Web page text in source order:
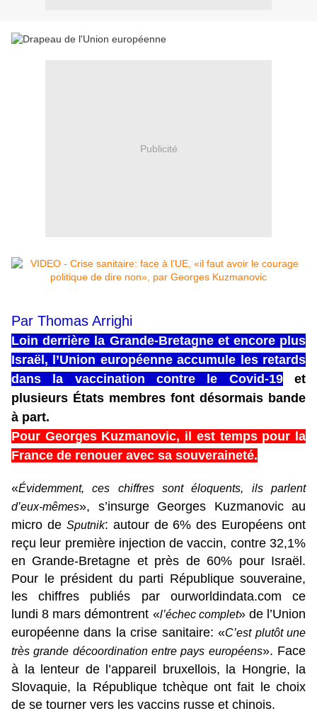
Publicité
Par Thomas Arrighi
Loin derrière la Grande-Bretagne et encore plus
Israël, l’Union européenne accumule les retards
dans la vaccination contre le Covid-19et
plusieurs États membres font désormais bande
à part.
Pour Georges Kuzmanovic, il est temps pour la
France de renouer avec sa souveraineté.
«Évidemment, ces chiffres sont éloquents, ils parlent
d’eux-mêmes», s’insurge Georges Kuzmanovic au
micro de Sputnik: autour de 6% des Européens ont
reçu leur première injection de vaccin, contre 32,1%
en Grande-Bretagne et près de 60% pour Israël.
Pour le président du parti République souveraine,
les chiffres publiés par ourworldindata.com ce
lundi 8 mars démontrent «l’échec complet» de l’Union
européenne dans la crise sanitaire: «C’est plutôt une
très grande décoordination entre pays européens». Face
à la lenteur de l’appareil bruxellois, la Hongrie, la
Slovaquie, la République tchèque ont fait le choix
de se tourner vers les vaccins russe et chinois.